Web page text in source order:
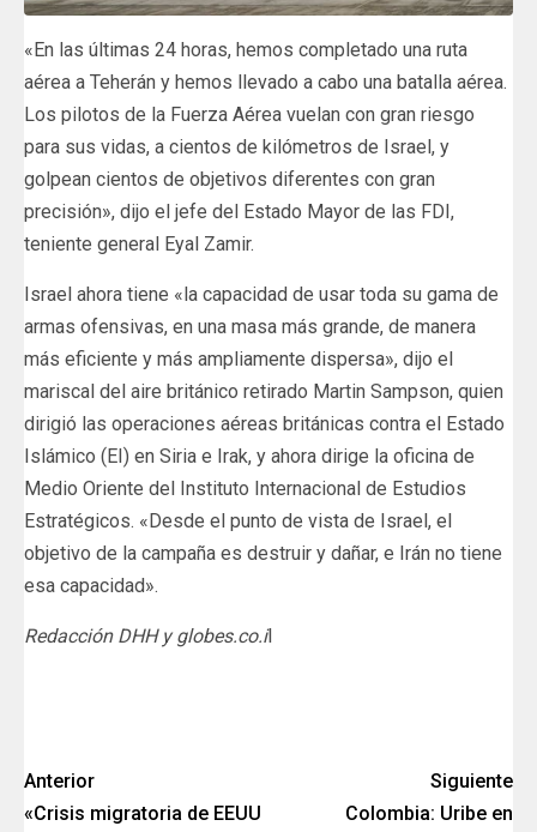
«En las últimas 24 horas, hemos completado una ruta
aérea a Teherán y hemos llevado a cabo una batalla aérea.
Los pilotos de la Fuerza Aérea vuelan con gran riesgo
para sus vidas, a cientos de kilómetros de Israel, y
golpean cientos de objetivos diferentes con gran
precisión», dijo el jefe del Estado Mayor de las FDI,
teniente general Eyal Zamir.
Israel ahora tiene «la capacidad de usar toda su gama de
armas ofensivas, en una masa más grande, de manera
más eficiente y más ampliamente dispersa», dijo el
mariscal del aire británico retirado Martin Sampson, quien
dirigió las operaciones aéreas británicas contra el Estado
Islámico (EI) en Siria e Irak, y ahora dirige la oficina de
Medio Oriente del Instituto Internacional de Estudios
Estratégicos. «Desde el punto de vista de Israel, el
objetivo de la campaña es destruir y dañar, e Irán no tiene
esa capacidad».
Redacción DHH y globes.co.il
Anterior
«Crisis migratoria de EEUU
Siguiente
Colombia: Uribe en